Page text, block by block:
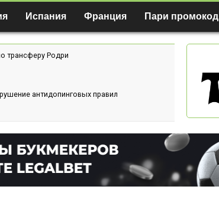
Испания Франция Пари промокод
трансферу Родри
антидопинговых правил